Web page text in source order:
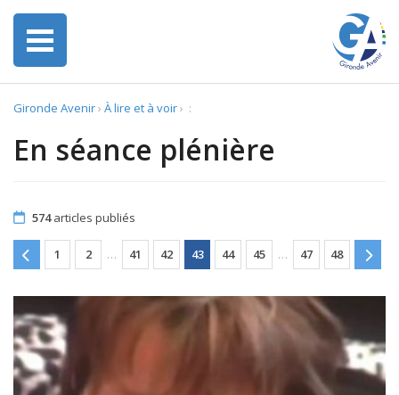
Gironde Avenir› À lire et à voir› :
En séance plénière
574articles publiés
1 2 … 41 42 43 44 45 … 47 48